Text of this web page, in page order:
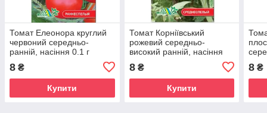
Томат Елеонора круглий
червоний середньо-
ранній, насіння 0.1 г
8 ₴
Купити
Томат Корніївський
рожевий середньо-
високий ранній, насіння
8₴
Купити
8 ₴